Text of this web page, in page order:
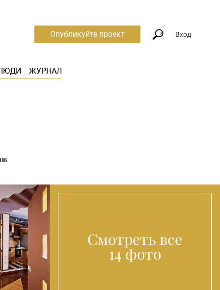
ЖУРНАЛ
Опубликуйте проект Вход
Смотреть все
14 фото